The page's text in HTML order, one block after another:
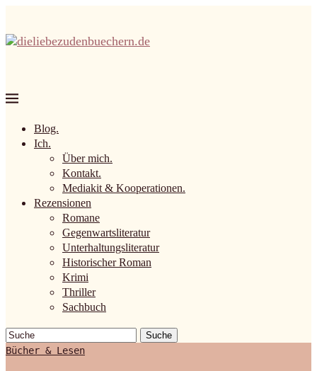
Blog.
Ich.
Über mich.
Kontakt.
Mediakit & Kooperationen.
Rezensionen
Romane
Gegenwartsliteratur
Unterhaltungsliteratur
Historischer Roman
Krimi
Thriller
Sachbuch
Suche
Bücher & Lesen